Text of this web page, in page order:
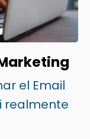
el Email
realmente